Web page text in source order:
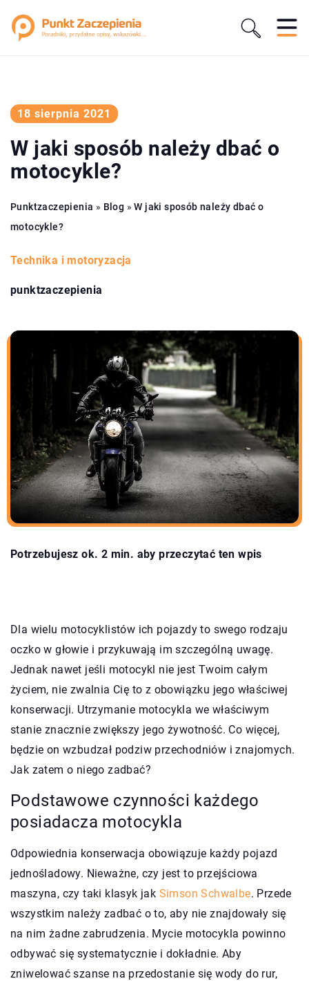
18 sierpnia 2021
W jaki sposób należy dbać o
motocykle?
Punktzaczepienia » Blog »W jaki sposób należy dbać o
motocykle?
Technika i motoryzacja
punktzaczepienia
Potrzebujesz ok. 2 min. aby przeczytać ten wpis
Dla wielu motocyklistów ich pojazdy to swego rodzaju
oczko w głowie i przykuwają im szczególną uwagę.
Jednak nawet jeśli motocykl nie jest Twoim całym
życiem, nie zwalnia Cię to z obowiązku jego właściwej
konserwacji. Utrzymanie motocykla we właściwym
stanie znacznie zwiększy jego żywotność. Co więcej,
będzie on wzbudzał podziw przechodniów i znajomych.
Jak zatem o niego zadbać?
Podstawowe czynności każdego
posiadacza motocykla
Odpowiednia konserwacja obowiązuje każdy pojazd
jednośladowy. Nieważne, czy jest to przejściowa
maszyna, czy taki klasyk jak Simson Schwalbe. Przede
wszystkim należy zadbać o to, aby nie znajdowały się
na nim żadne zabrudzenia. Mycie motocykla powinno
odbywać się systematycznie i dokładnie. Aby
zniwelować szanse na przedostanie się wody do rur,